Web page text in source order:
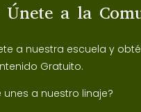
a la
a nuestra escuela y
Gratuito.
unes a nuestro linaje?